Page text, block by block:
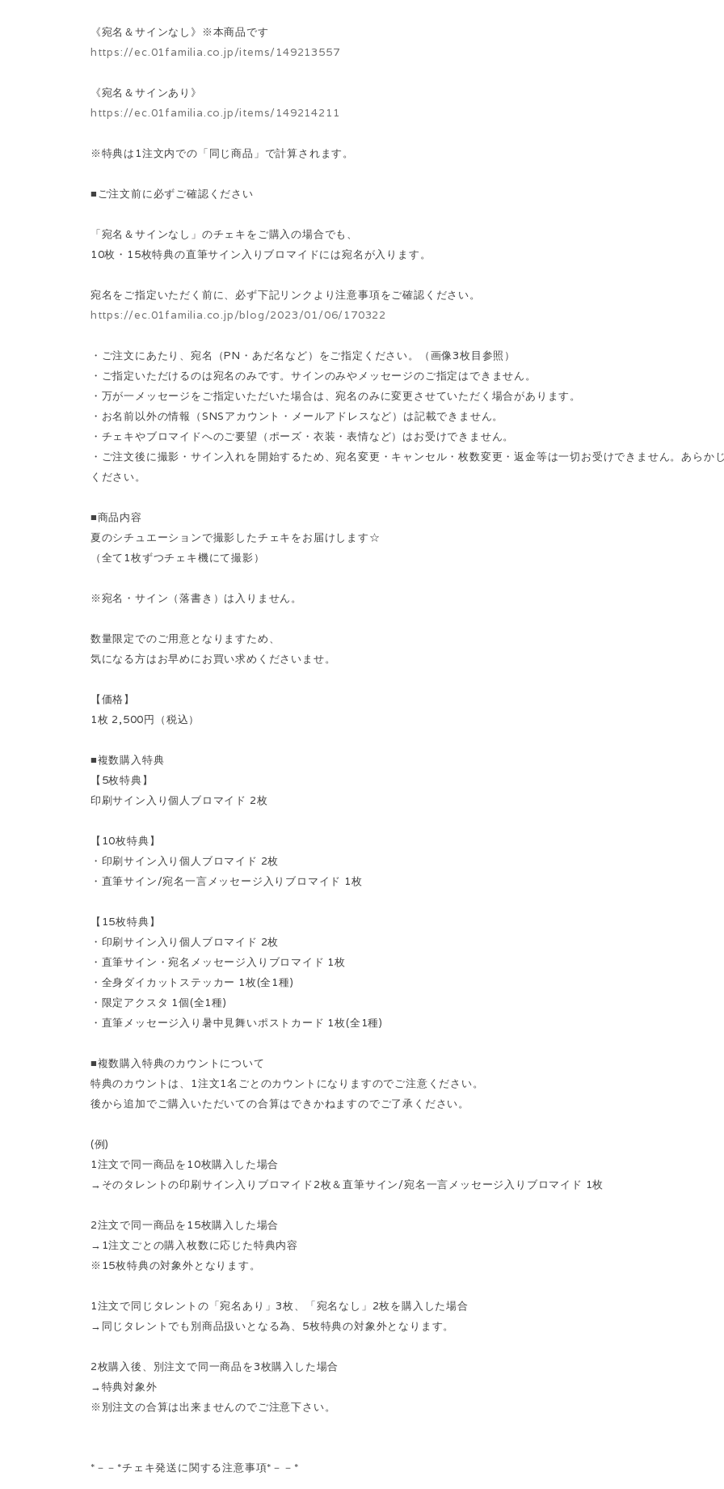
《宛名＆サインなし》※本商品です
https://ec.01familia.co.jp/items/149213557
《宛名＆サインあり》
https://ec.01familia.co.jp/items/149214211
※特典は1注文内での「同じ商品」で計算されます。
■ご注文前に必ずご確認ください
「宛名＆サインなし」のチェキをご購入の場合でも、
10枚・15枚特典の直筆サイン入りブロマイドには宛名が入ります。
宛名をご指定いただく前に、必ず下記リンクより注意事項をご確認ください。
https://ec.01familia.co.jp/blog/2023/01/06/170322
・ご注文にあたり、宛名（PN・あだ名など）をご指定ください。（画像3枚目参照）
・ご指定いただけるのは宛名のみです。サインのみやメッセージのご指定はできません。
・万が一メッセージをご指定いただいた場合は、宛名のみに変更させていただく場合があります。
・お名前以外の情報（SNSアカウント・メールアドレスなど）は記載できません。
・チェキやブロマイドへのご要望（ポーズ・衣装・表情など）はお受けできません。
・ご注文後に撮影・サイン入れを開始するため、宛名変更・キャンセル・枚数変更・返金等は一切お受けできません。あらか
ください。
■商品内容
夏のシチュエーションで撮影したチェキをお届けします☆
（全て1枚ずつチェキ機にて撮影）
※宛名・サイン（落書き）は入りません。
数量限定でのご用意となりますため、
気になる方はお早めにお買い求めくださいませ。
【価格】
1枚 2,500円（税込）
■複数購入特典
【5枚特典】
印刷サイン入り個人ブロマイド 2枚
【10枚特典】
・印刷サイン入り個人ブロマイド 2枚
・直筆サイン/宛名一言メッセージ入りブロマイド 1枚
【15枚特典】
・印刷サイン入り個人ブロマイド 2枚
・直筆サイン・宛名メッセージ入りブロマイド 1枚
・全身ダイカットステッカー 1枚(全1種)
・限定アクスタ 1個(全1種)
・直筆メッセージ入り暑中見舞いポストカード 1枚(全1種)
■複数購入特典のカウントについて
特典のカウントは、1注文1名ごとのカウントになりますのでご注意ください。
後から追加でご購入いただいての合算はできかねますのでご了承ください。
(例)
1注文で同一商品を10枚購入した場合
→そのタレントの印刷サイン入りブロマイド2枚＆直筆サイン/宛名一言メッセージ入りブロマイド 1枚
2注文で同一商品を15枚購入した場合
→1注文ごとの購入枚数に応じた特典内容
※15枚特典の対象外となります。
1注文で同じタレントの「宛名あり」3枚、「宛名なし」2枚を購入した場合
→同じタレントでも別商品扱いとなる為、5枚特典の対象外となります。
2枚購入後、別注文で同一商品を3枚購入した場合
→特典対象外
※別注文の合算は出来ませんのでご注意下さい。
*－－*チェキ発送に関する注意事項*－－*